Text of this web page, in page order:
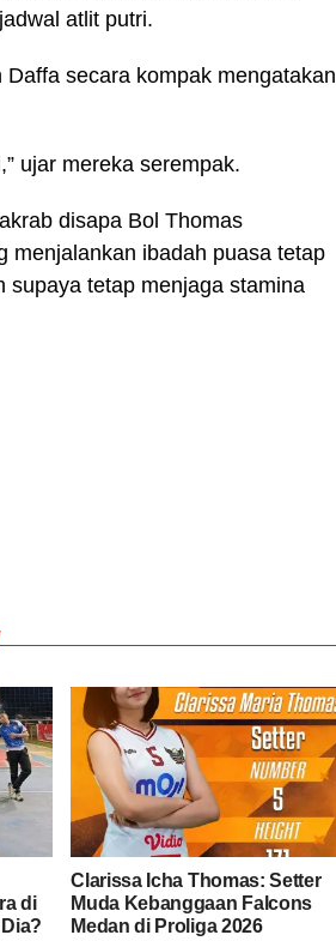
atlit putri.
secara kompak mengatakan
ujar mereka serempak.
disapa Bol Thomas
menjalankan ibadah puasa tetap
supaya tetap menjaga stamina
di
Clarissa Icha Thomas: Setter
Muda Kebanggaan Falcons
Medan di Proliga 2026